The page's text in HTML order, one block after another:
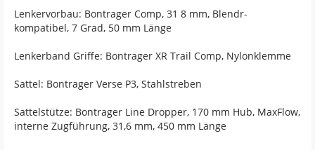
Lenkervorbau: Bontrager Comp, 31 8 mm, Blendr-
kompatibel, 7 Grad, 50 mm Länge
Lenkerband Griffe: Bontrager XR Trail Comp, Nylonklemme
Sattel: Bontrager Verse P3, Stahlstreben
Sattelstütze: Bontrager Line Dropper, 170 mm Hub, MaxFlow,
interne Zugführung, 31,6 mm, 450 mm Länge